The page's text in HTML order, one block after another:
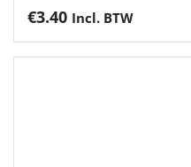
€3.40 Incl. BTW